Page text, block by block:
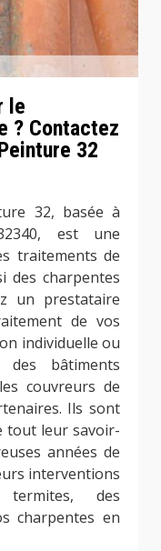
le
? Contactez
32
32, basée à
est une
traitements de
des charpentes
un prestataire
de vos
individuelle ou
des bâtiments
couvreurs de
Ils sont
tout leur savoir-
années de
interventions
des
charpentes en